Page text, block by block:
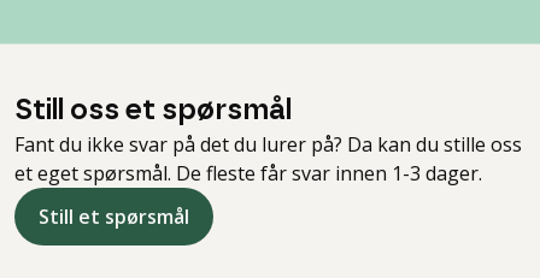
Still oss et spørsmål
Fant du ikke svar på det du lurer på? Da kan du stille oss
et eget spørsmål. De fleste får svar innen 1-3 dager.
Still et spørsmål